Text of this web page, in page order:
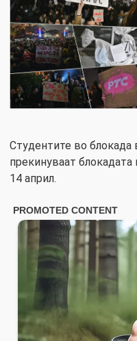
Студентите во блокада
прекинуваат блокадата
14 април.